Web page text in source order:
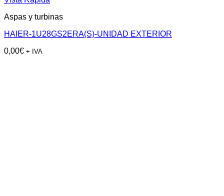
Aspas y turbinas
HAIER-1U28GS2ERA(S)-UNIDAD EXTERIOR
0,00€ + IVA